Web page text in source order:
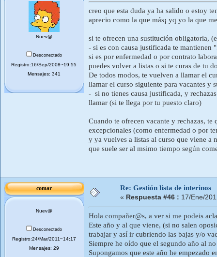
Nuev@
Desconectado
Registro:16/Sep/2008~19:55
Mensajes: 341
creo que esta duda ya ha salido o estoy
aprecio como la que más¡ yq yo la que
si te ofrecen una sustitución obligatoria,
- si es con causa justificada te mantienen
si es por enfermedad o por contrato
puedes volver a listas o si te curas de tu
De todos modos, te vuelven a llamar el
llamar el curso siguiente para vacantes y
- si no tienes causa justificada, y
llamar (si te llega por tu puesto claro)
Cuando te ofrecen vacante y rechazas,
excepcionales (como enfermedad o por
y ya vuelves a listas al curso que viene a
que suele ser al msimo tiempo según
comar
Nuev@
Desconectado
Registro:24/Mar/2011~14:17
Mensajes: 29
Re: Gestión lista de interinos
« Respuesta #46 : 17/Ene/
Hola compañer@s, a ver si me podeis
Este año y al que viene, (si no salen
trabajar y así ir cubriendo las bajas y/o
Siempre he oído que el segundo año al
Supongamos que este año he empezado